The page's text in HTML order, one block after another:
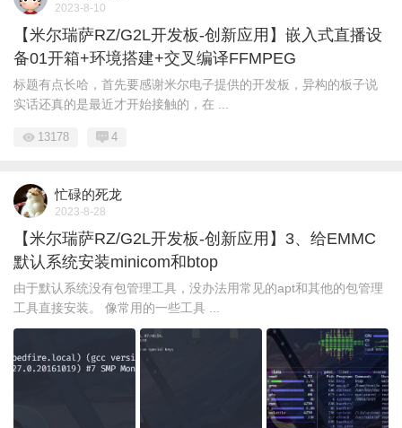
2023-8-10
【米尔瑞萨RZ/G2L开发板-创新应用】嵌入式直播设
备01开箱+环境搭建+交叉编译FFMPEG
标题有点长哈，首先要感谢米尔电子提供的开发板，异构的板子说
实话还真的是最近才开始接触的，在 ...
13178 4
忙碌的死龙
2023-8-28
【米尔瑞萨RZ/G2L开发板-创新应用】3、给EMMC
默认系统安装minicom和btop
由于默认系统没有包管理工具，没办法用常见的apt和其他的包管理
工具直接安装。 像常用的一些工具 ...